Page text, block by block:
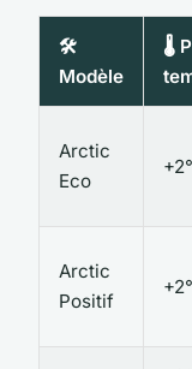
🛠️
Modèle
🌡️
Arctic
Eco
Arctic
Positif